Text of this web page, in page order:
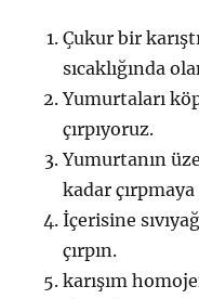
Çukur bir
sıcaklığında
Yumurtaları
çırpıyoruz.
Yumurtanın
kadar
İçerisine
çırpın.
karışım